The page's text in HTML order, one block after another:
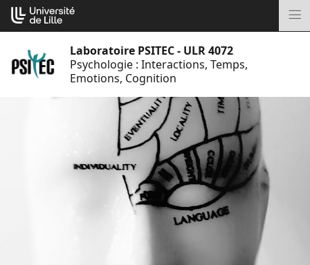
Aller
au
Laboratoire PSITEC - ULR 4072
Psychologie : Interactions, Temps,
Emotions, Cognition
Cookies management panel